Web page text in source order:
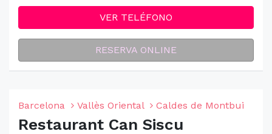
VER TELÉFONO
RESERVA ONLINE
Barcelona Vallès Oriental Caldes de Montbui
Restaurant Can Siscu